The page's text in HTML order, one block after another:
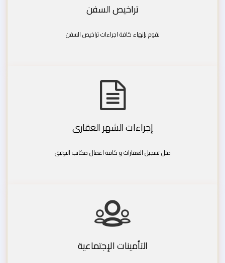
تراخيص السفن
نقوم بإنهاء كافة اجراءات تراخيص السفن
إجراءات الشهر العقارى
مثل تسجيل العقارات و كافة اعمال مكاتب التوثيق
التأمينات الإجتماعية